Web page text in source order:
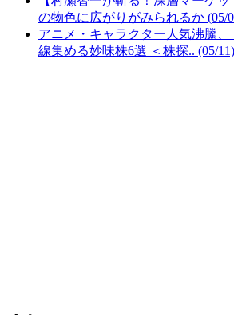
の物色に広がりがみられるか (05/
アニメ・キャラクター人気沸騰
線集める妙味株6選 ＜株探.. (05/11)